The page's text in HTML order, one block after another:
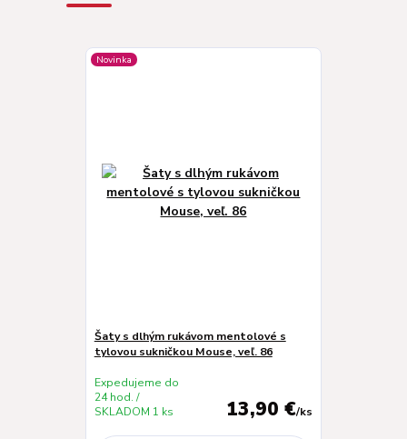
Novinka
Šaty s dlhým rukávom mentolové s
tylovou sukničkou Mouse, veľ. 86
13,90 €/ks
Expedujeme do
24 hod. /
SKLADOM 1 ks